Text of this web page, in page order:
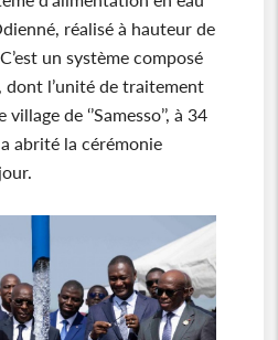
réalisé à hauteur de
un système composé
dont l’unité de traitement
de ‘’Samesso’’, à 34
abrité la cérémonie